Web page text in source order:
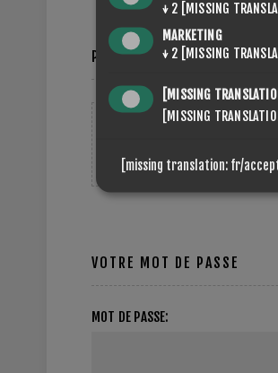
PARAMÈTRES
VOTRE MOT DE PASSE
MOT DE PASSE:
↓ 2
[MISSING
MARKETING
↓ 2 [MISSING
[MISSING
[MISSING
[missing translation: fr/